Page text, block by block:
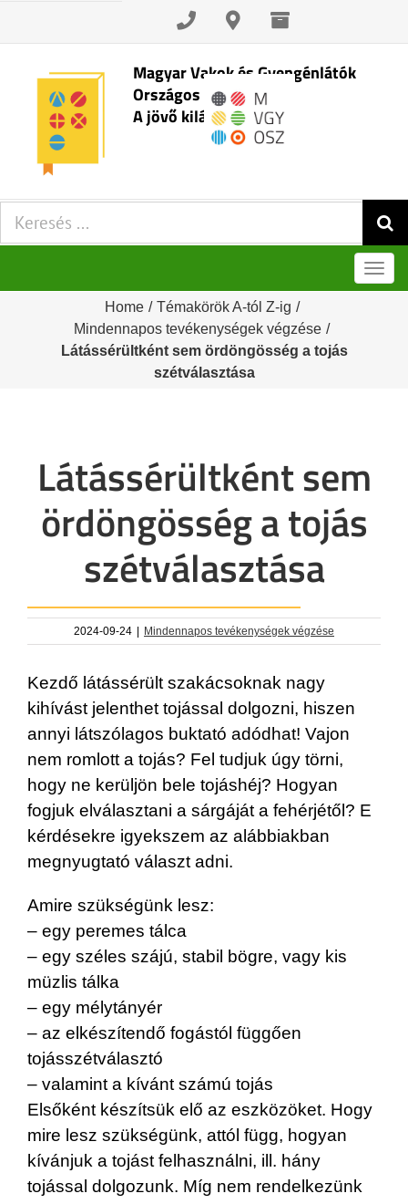
Skip
content
Magyar Vakok és Gyengénlátók
Országos Szövetsége
A jövő kilátásai
Keresés:
Home / Témakörök A-tól Z-ig /
Mindennapos tevékenységek végzése /
Látássérültként sem ördöngösség a tojás
szétválasztása
Látássérültként sem
ördöngösség a tojás
szétválasztása
2024-09-24 | Mindennapos tevékenységek végzése
Kezdő látássérült szakácsoknak nagy
kihívást jelenthet tojással dolgozni, hiszen
annyi látszólagos buktató adódhat! Vajon
nem romlott a tojás? Fel tudjuk úgy törni,
hogy ne kerüljön bele tojáshéj? Hogyan
fogjuk elválasztani a sárgáját a fehérjétől? E
kérdésekre igyekszem az alábbiakban
megnyugtató választ adni.
Amire szükségünk lesz:
– egy peremes tálca
– egy széles szájú, stabil bögre, vagy kis
müzlis tálka
– egy mélytányér
– az elkészítendő fogástól függően
tojásszétválasztó
– valamint a kívánt számú tojás
Elsőként készítsük elő az eszközöket. Hogy
mire lesz szükségünk, attól függ, hogyan
kívánjuk a tojást felhasználni, ill. hány
tojással dolgozunk. Míg nem rendelkezünk